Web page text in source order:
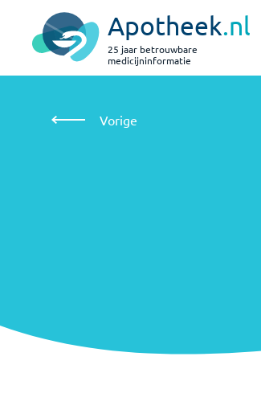
Apotheek.nl
25 jaar betrouwbare
medicijninformatie
Vorige